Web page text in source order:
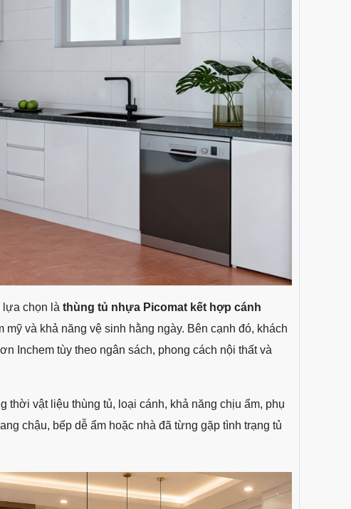
lựa chọn là thùng tủ nhựa Picomat kết hợp cánh
và khả năng vệ sinh hằng ngày. Bên cạnh đó, khách
Inchem tùy theo ngân sách, phong cách nội thất và
thời vật liệu thùng tủ, loại cánh, khả năng chịu ẩm, phụ
chậu, bếp dễ ẩm hoặc nhà đã từng gặp tình trạng tủ